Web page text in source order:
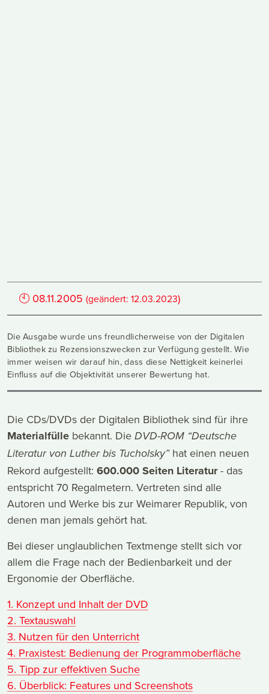
🕙 08.11.2005 (geändert:12.03.2023)
Die Ausgabe wurde uns freundlicherweise von der Digitalen
Bibliothek zu Rezensionszwecken zur Verfügung gestellt. Wie
immer weisen wir darauf hin, dass diese Nettigkeit keinerlei
Einfluss auf die Objektivität unserer Bewertung hat.
Die CDs/DVDs der Digitalen Bibliothek sind für ihre
Materialfülle bekannt. Die DVD-ROM “Deutsche
Literatur von Luther bis Tucholsky”hat einen neuen
Rekord aufgestellt: 600.000 Seiten Literatur- das
entspricht 70 Regalmetern. Vertreten sind alle
Autoren und Werke bis zur Weimarer Republik, von
denen man jemals gehört hat.
Bei dieser unglaublichen Textmenge stellt sich vor
allem die Frage nach der Bedienbarkeit und der
Ergonomie der Oberfläche.
1. Konzept und Inhalt der DVD
2. Textauswahl
3. Nutzen für den Unterricht
4. Praxistest: Bedienung der Programmoberfläche
5. Tipp zur effektiven Suche
6. Überblick: Features und Screenshots